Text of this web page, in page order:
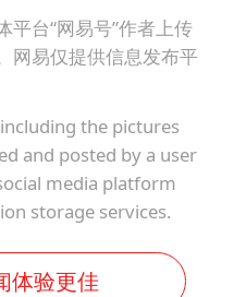
平台“网易号”作者上传
网易仅提供信息发布平
the pictures
and posted by a user
media platform
storage services.
体验更佳